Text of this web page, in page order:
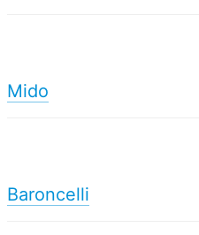
Mido
Baroncelli